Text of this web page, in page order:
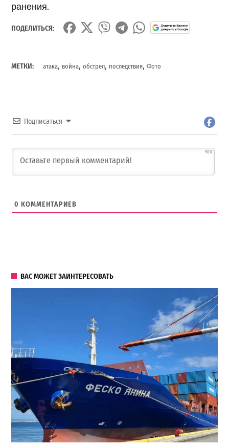
ранения.
ПОДЕЛИТЬСЯ:
МЕТКИ: атака, война,обстрел, последствия,Фото
Подписаться
500
0 КОММЕНТАРИЕВ
ВАС МОЖЕТ ЗАИНТЕРЕСОВАТЬ